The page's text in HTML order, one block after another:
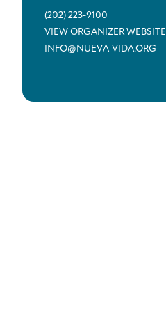
(202) 223-9100
VIEW ORGANIZER WEBSITE
INFO@NUEVA-VIDA.ORG